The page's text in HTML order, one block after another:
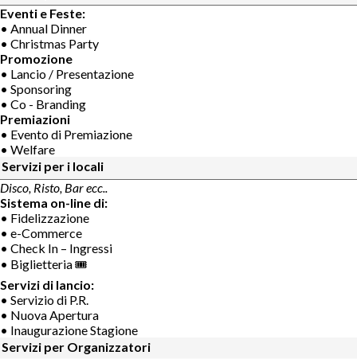
Eventi e Feste:
• Annual Dinner
• Christmas Party
Promozione
• Lancio / Presentazione
• Sponsoring
• Co - Branding
Premiazioni
• Evento di Premiazione
• Welfare
Servizi per i locali
Disco, Risto, Bar ecc..
Sistema on-line di:
• Fidelizzazione
• e-Commerce
• Check In – Ingressi
• Biglietteria 🎟
Servizi di lancio:
• Servizio di P.R.
• Nuova Apertura
• Inaugurazione Stagione
Servizi per Organizzatori